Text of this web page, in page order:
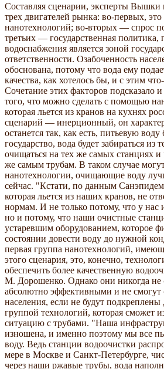
Составляя сценарии, эксперты Вышки
трех двигателей рынка: во-первых,
нанотехнологий; во-вторых — спрос
третьих — государственная политика,
водоснабжения является зоной
ответственности. Озабоченность
обоснована, потому что вода ему
качества, как хотелось бы, и с этим
Сочетание этих факторов подсказало
того, что можно сделать с помощью
которая льется из кранов на кухнях
сценарий — инерционный, он
останется так, как есть, питьевую воду
государство, вода будет забираться из
очищаться на тех же самых станциях и
же самым трубам. В таком случае
нанотехнологии, очищающие воду
сейчас. "Кстати, по данным
которая льется из наших кранов, не
нормам. И не только потому, что у нас
но и потому, что наши очистные
устаревшим оборудованием, которое
состоянии довести воду до нужной
первая группа нанотехнологий,
этого сценария, это, конечно,
обеспечить более качественную
М. Дорошенко. Однако они никогда не
абсолютно эффективными и не смогут
населения, если не будут
группой технологий, которая сможет
ситуацию с трубами. "Наша
изношена, и именно поэтому мы все
воду. Ведь станции водоочистки
мере в Москве и Санкт-Петербурге,
через наши ржавые трубы, вода